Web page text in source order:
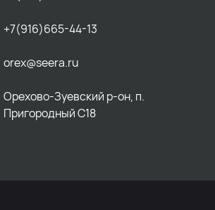
+7(916)665-44-13
orex@seera.ru
Орехово-Зуевский р-он, п.
Пригородный С18